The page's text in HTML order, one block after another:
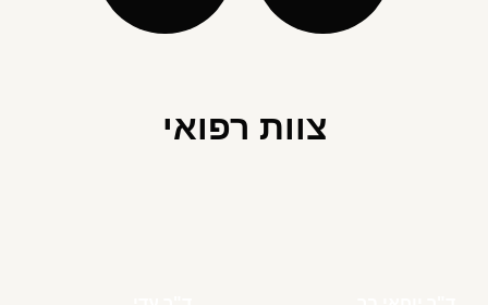
צוות רפואי